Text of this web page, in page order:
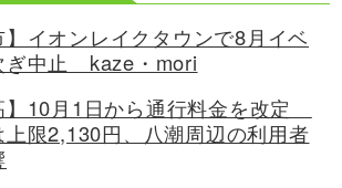
】イオンレイクタウンで8月イベ
ぎ中止 kaze・mori
】10月1日から通行料金を改定
上限2,130円、八潮周辺の利用者